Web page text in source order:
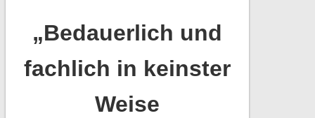
„Bedauerlich und
fachlich in keinster
Weise